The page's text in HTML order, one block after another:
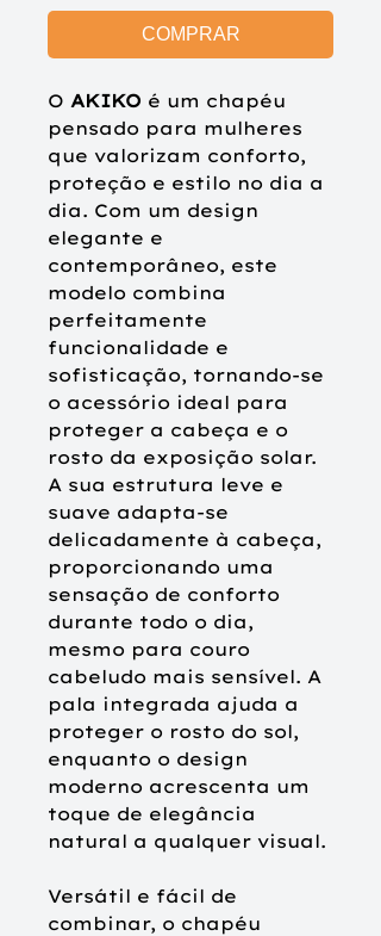
COMPRAR
O AKIKO é um chapéu
pensado para mulheres
que valorizam conforto,
proteção e estilo no dia a
dia. Com um design
elegante e
contemporâneo, este
modelo combina
perfeitamente
funcionalidade e
sofisticação, tornando-se
o acessório ideal para
proteger a cabeça e o
rosto da exposição solar.
A sua estrutura leve e
suave adapta-se
delicadamente à cabeça,
proporcionando uma
sensação de conforto
durante todo o dia,
mesmo para couro
cabeludo mais sensível. A
pala integrada ajuda a
proteger o rosto do sol,
enquanto o design
moderno acrescenta um
toque de elegância
natural a qualquer visual.
Versátil e fácil de
combinar, o chapéu